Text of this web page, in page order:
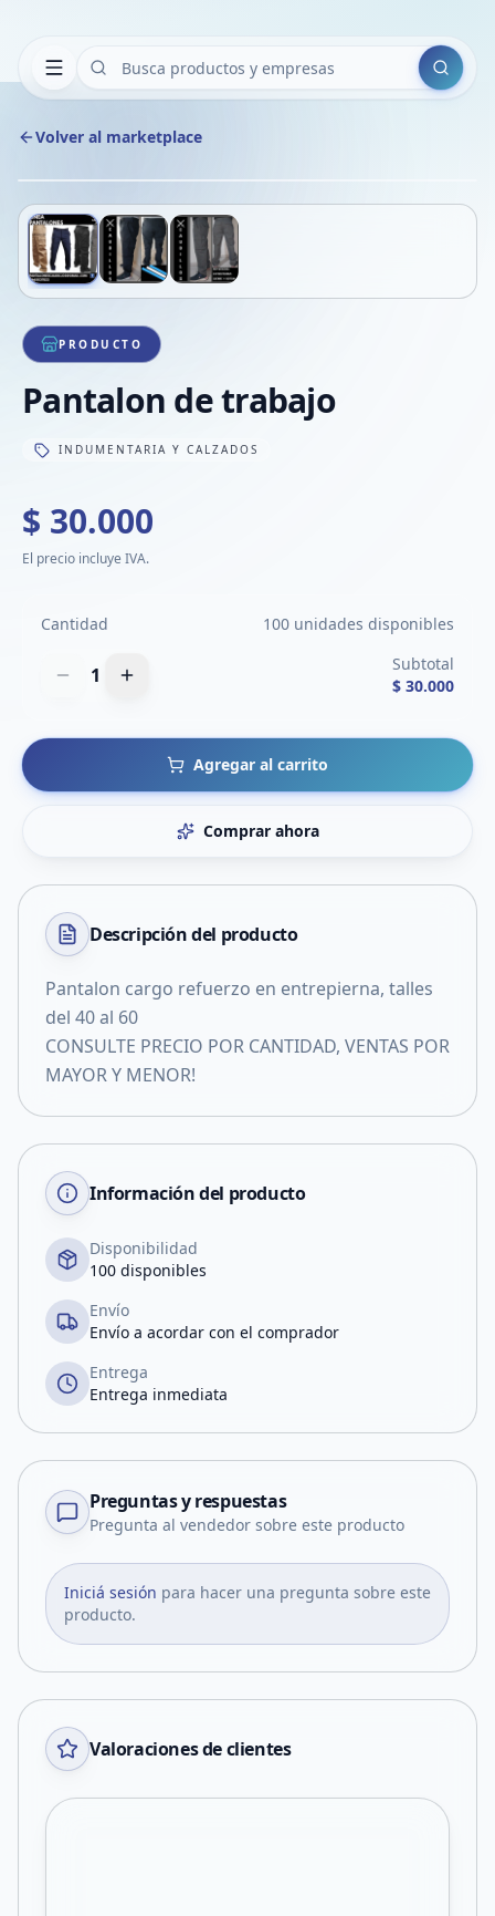
Buscar
Volver al marketplace
1/3
PRODUCTO
Pantalon de trabajo
INDUMENTARIA Y CALZADOS
$ 30.000
El precio incluye IVA.
Cantidad 100 unidades disponibles
1
Subtotal
$ 30.000
Agregar al carrito
Comprar ahora
Descripción del producto
Pantalon cargo refuerzo en entrepierna, talles
del 40 al 60
CONSULTE PRECIO POR CANTIDAD, VENTAS POR
MAYOR Y MENOR!
Información del producto
Disponibilidad
100 disponibles
Envío
Envío a acordar con el comprador
Entrega
Entrega inmediata
Preguntas y respuestas
Pregunta al vendedor sobre este producto
Iniciá sesión para hacer una pregunta sobre este
producto.
Valoraciones de clientes